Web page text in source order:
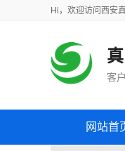
Hi， 欢迎访问 西安
客
网站首